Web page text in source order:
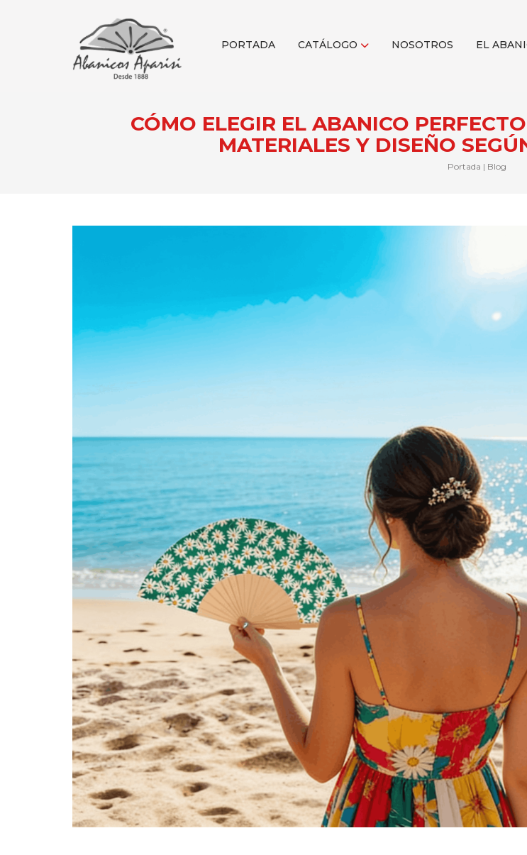
PORTADA CATÁLOGO NOSOTROS EL
CÓMO ELEGIR EL ABANICO
MATERIALES Y DISEÑO
Portada | Blog